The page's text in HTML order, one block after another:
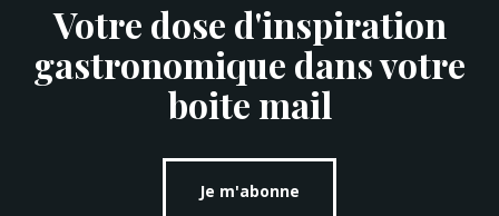
Votre dose d'inspiration
gastronomique dans votre
boite mail
Je m'abonne